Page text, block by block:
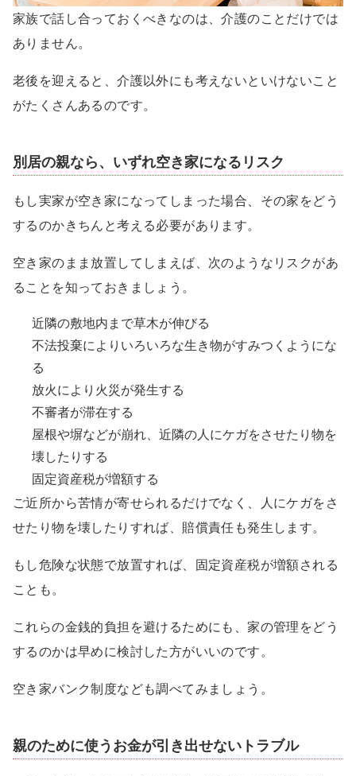
家族で話し合っておくべきなのは、介護のことだけでは
ありません。
老後を迎えると、介護以外にも考えないといけないこと
がたくさんあるのです。
別居の親なら、いずれ空き家になるリスク
もし実家が空き家になってしまった場合、その家をどう
するのかきちんと考える必要があります。
空き家のまま放置してしまえば、次のようなリスクがあ
ることを知っておきましょう。
近隣の敷地内まで草木が伸びる
不法投棄によりいろいろな生き物がすみつくようにな
る
放火により火災が発生する
不審者が滞在する
屋根や塀などが崩れ、近隣の人にケガをさせたり物を
壊したりする
固定資産税が増額する
ご近所から苦情が寄せられるだけでなく、人にケガをさ
せたり物を壊したりすれば、賠償責任も発生します。
もし危険な状態で放置すれば、固定資産税が増額される
ことも。
これらの金銭的負担を避けるためにも、家の管理をどう
するのかは早めに検討した方がいいのです。
空き家バンク制度なども調べてみましょう。
親のために使うお金が引き出せないトラブル